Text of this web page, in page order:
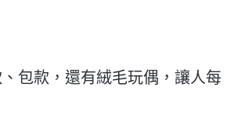
包款，還有絨毛玩偶，讓人每